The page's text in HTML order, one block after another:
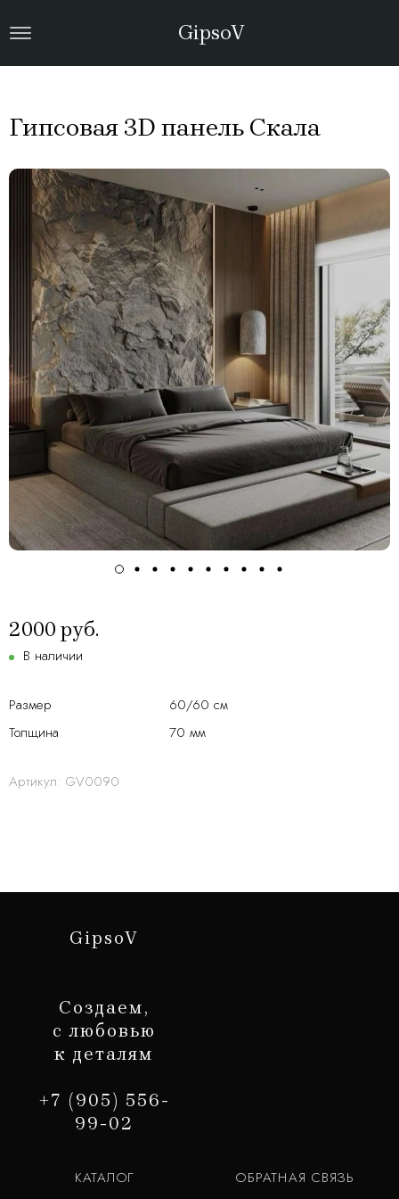
GipsoV
Гипсовая 3D панель Скала
2000 руб.
В наличии
Размер
60/60 см
Толщина
70 мм
Артикул: GV0090
GipsoV
Создаем,
с любовью
к деталям
+7 (905) 556-
99-02
КАТАЛОГ ОБРАТНАЯ СВЯЗЬ